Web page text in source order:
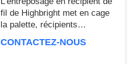
fil de Highbright met en cage
la palette, récipients
métal
CONTACTEZ-NOUS